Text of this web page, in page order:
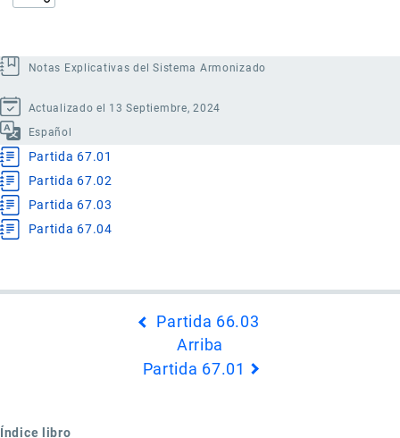
Notas Explicativas del Sistema Armonizado
Actualizado el 13 Septiembre, 2024
Español
Partida 67.01
Partida 67.02
Partida 67.03
Partida 67.04
Partida 66.03
Arriba
Partida 67.01
Índice libro